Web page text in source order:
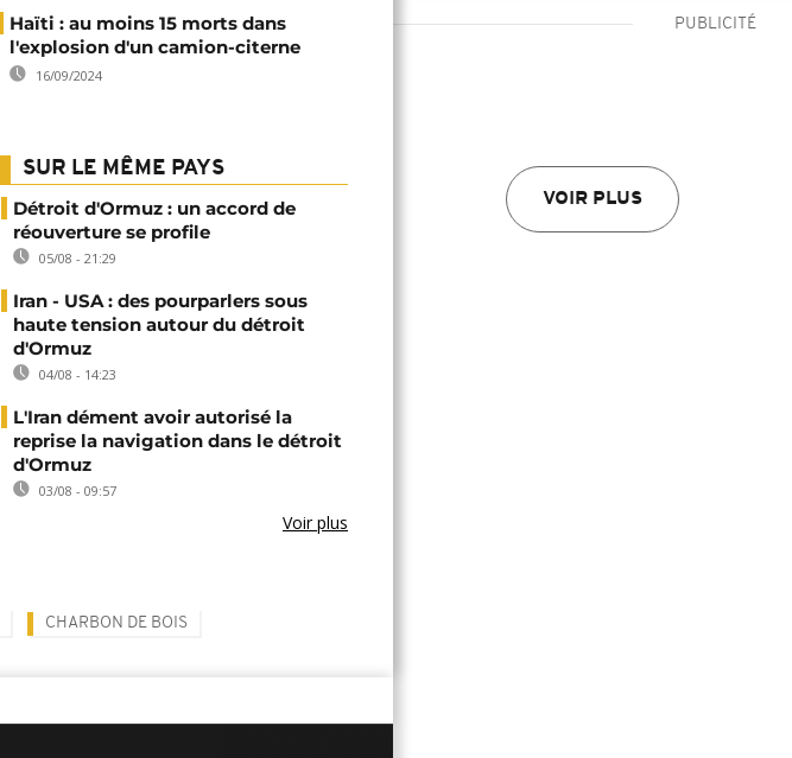
PUBLICITÉ
VOIR PLUS
Haïti : au moins 15 morts dans
l'explosion d'un camion-citerne
16/09/2024
SUR LE MÊME PAYS
Détroit d'Ormuz : un accord de
réouverture se profile
05/08 - 21:29
Iran - USA : des pourparlers sous
haute tension autour du détroit
d'Ormuz
04/08 - 14:23
L'Iran dément avoir autorisé la
reprise la navigation dans le détroit
d'Ormuz
03/08 - 09:57
Voir plus
CHARBON DE BOIS